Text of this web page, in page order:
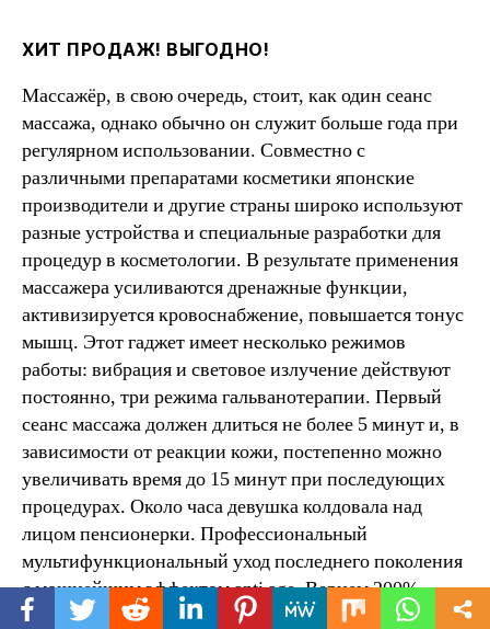
ХИТ ПРОДАЖ! ВЫГОДНО!
Массажёр, в свою очередь, стоит, как один сеанс
массажа, однако обычно он служит больше года при
регулярном использовании. Совместно с
различными препаратами косметики японские
производители и другие страны широко используют
разные устройства и специальные разработки для
процедур в косметологии. В результате применения
массажера усиливаются дренажные функции,
активизируется кровоснабжение, повышается тонус
мышц. Этот гаджет имеет несколько режимов
работы: вибрация и световое излучение действуют
постоянно, три режима гальванотерапии. Первый
сеанс массажа должен длиться не более 5 минут и, в
зависимости от реакции кожи, постепенно можно
увеличивать время до 15 минут при последующих
процедурах. Около часа девушка колдовала над
лицом пенсионерки. Профессиональный
мультифункциональный уход последнего поколения
с мощнейшим эффектом anti age. Вернем 200%
разницы в цене. Вакуумный массажёр, удаление